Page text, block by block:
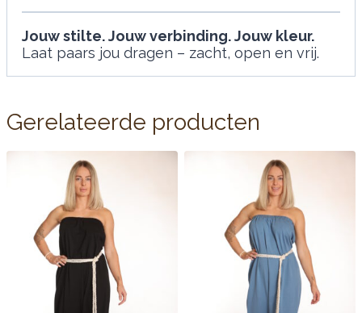
Jouw stilte. Jouw verbinding. Jouw kleur.
Laat paars jou dragen – zacht, open en vrij.
Gerelateerde producten